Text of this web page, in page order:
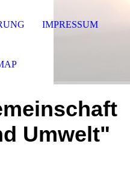
Umwelt"
IMPRESSUM